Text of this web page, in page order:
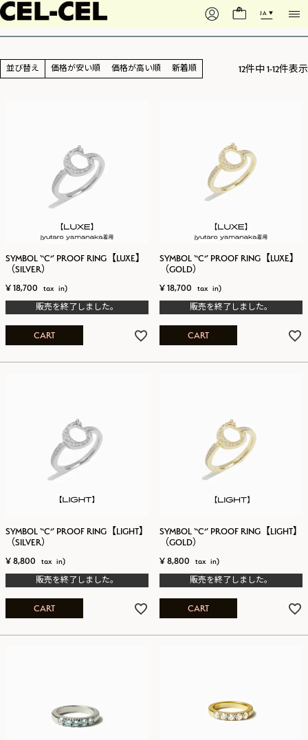
0 JA
並び替え 価格が安い順 価格が高い順 新着順 12件中 1-12件表示
SYMBOL “C” PROOF RING【LUXE】
（SILVER）
¥ 18,700
販売を終了しました。
CART
SYMBOL “C” PROOF RING【LUXE】
（GOLD）
¥ 18,700
販売を終了しました。
CART
SYMBOL “C” PROOF RING【LIGHT】
（SILVER）
¥ 8,800
販売を終了しました。
CART
SYMBOL “C” PROOF RING【LIGHT】
（GOLD）
¥ 8,800
販売を終了しました。
CART